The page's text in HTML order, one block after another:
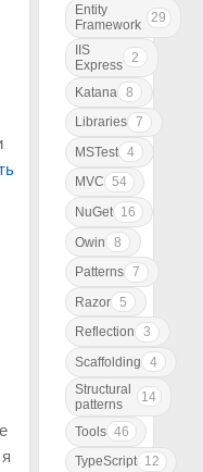
Entity
Framework
29
IIS
Express
2
Katana
8
Libraries 7
MSTest 4
MVC 54
NuGet 16
Owin
8
Patterns 7
Razor 5
Reflection
3
Scaffolding
4
Structural
patterns
14
Tools 46
TypeScript 12